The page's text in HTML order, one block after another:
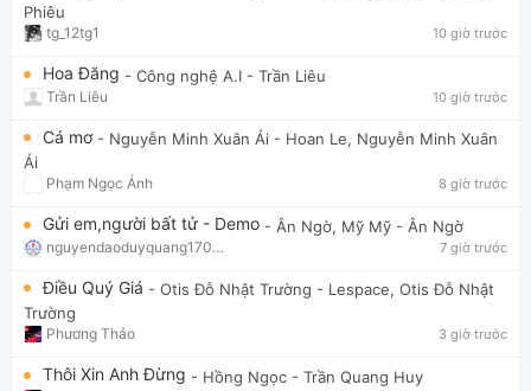
Phiêu
tg_12tg1 10 giờ trước
Hoa Đăng - Công nghệ A.I - Trần Liêu
Trần Liêu 10 giờ trước
Cá mơ - Nguyễn Minh Xuân Ái - Hoan Le, Nguyễn Minh Xuân
Ái
Phạm Ngọc Ánh 8 giờ trước
Gửi em,người bất tử - Demo - Ân Ngờ, Mỹ Mỹ - Ân Ngờ
nguyendaoduyquang17021 7 giờ trước
Điều Quý Giá - Otis Đỗ Nhật Trường - Lespace, Otis Đỗ Nhật
Trường
Phương Thảo 3 giờ trước
Thôi Xin Anh Đừng - Hồng Ngọc - Trần Quang Huy